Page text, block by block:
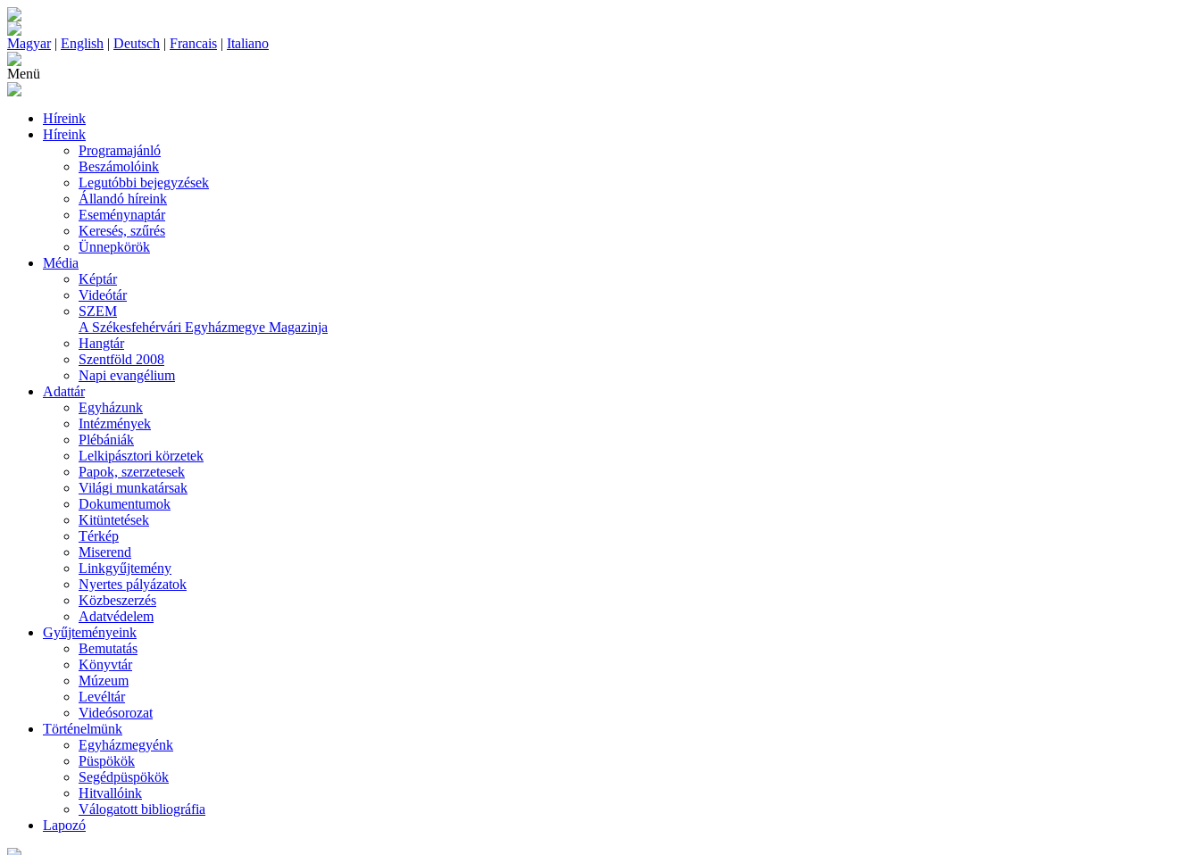
Magyar| English | Deutsch | Francais | Italiano
Menü
Híreink
Híreink
Programajánló
Beszámolóink
Legutóbbi bejegyzések
Állandó híreink
Eseménynaptár
Keresés, szűrés
Ünnepkörök
Média
Képtár
Videótár
SZEM
A Székesfehérvári Egyházmegye Magazinja
Hangtár
Szentföld 2008
Napi evangélium
Adattár
Egyházunk
Intézmények
Plébániák
Lelkipásztori körzetek
Papok, szerzetesek
Világi munkatársak
Dokumentumok
Kitüntetések
Térkép
Miserend
Linkgyűjtemény
Nyertes pályázatok
Közbeszerzés
Adatvédelem
Gyűjteményeink
Bemutatás
Könyvtár
Múzeum
Levéltár
Videósorozat
Történelmünk
Egyházmegyénk
Püspökök
Segédpüspökök
Hitvallóink
Válogatott bibliográfia
Lapozó